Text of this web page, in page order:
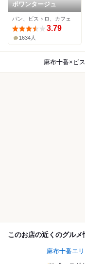
ポワンタージュ
パン、ビストロ、カフェ
3.79
1634人
麻布十番×ビ
このお店の近くのグルメ
麻布十番エ